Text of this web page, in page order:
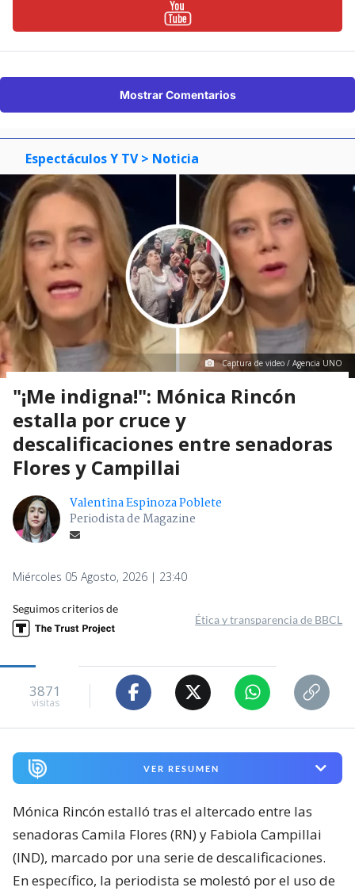
Mostrar Comentarios
Espectáculos Y TV > Noticia
Captura de video / Agencia UNO
"¡Me indigna!": Mónica Rincón
estalla por cruce y
descalificaciones entre senadoras
Flores y Campillai
Valentina Espinoza Poblete
Periodista de Magazine
Miércoles 05 Agosto, 2026 | 23:40
Seguimos criterios de
Ética y transparencia de BBCL
3871
visitas
VER RESUMEN
Mónica Rincón estalló tras el altercado entre las
senadoras Camila Flores (RN) y Fabiola Campillai
(IND), marcado por una serie de descalificaciones.
En específico, la periodista se molestó por el uso de